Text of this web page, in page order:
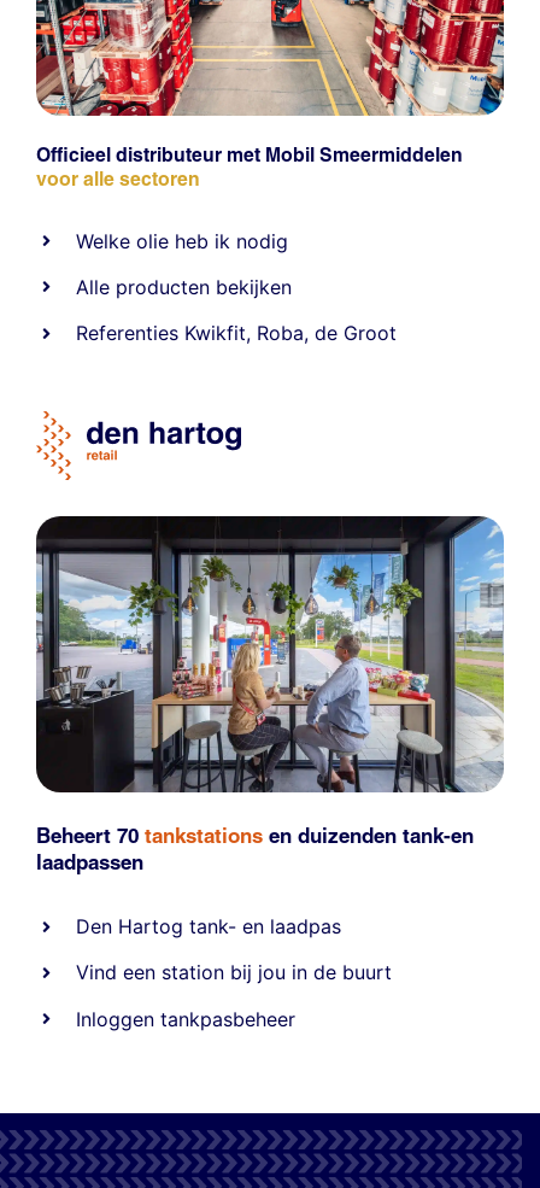
Officieel distributeur met Mobil Smeermiddelen
voor alle sectoren
Welke olie heb ik nodig
Alle producten bekijken
Referenties Kwikfit, Roba,de Groot
Beheert 70 tankstations en duizenden tank-en
laadpassen
Den Hartog tank- en laadpas
Vind een station bij jou in de buurt
Inloggen tankpasbeheer